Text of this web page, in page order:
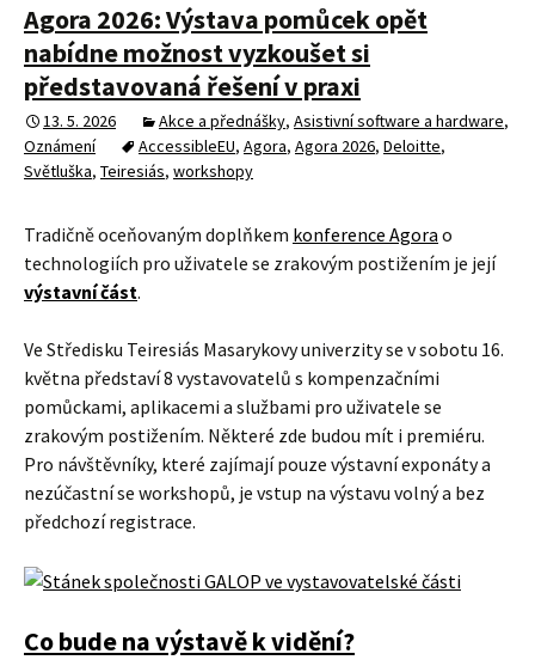
Agora 2026: Výstava pomůcek opět
nabídne možnost vyzkoušet si
představovaná řešení v praxi
13. 5. 2026 Akce a přednášky, Asistivní software a hardware,
Oznámení
AccessibleEU, Agora, Agora 2026, Deloitte,
Světluška, Teiresiás, workshopy
Tradičně oceňovaným doplňkem konference Agora o
technologiích pro uživatele se zrakovým postižením je její
výstavní část.
Ve Středisku Teiresiás Masarykovy univerzity se v sobotu 16.
května představí 8 vystavovatelů s kompenzačními
pomůckami, aplikacemi a službami pro uživatele se
zrakovým postižením. Některé zde budou mít i premiéru.
Pro návštěvníky, které zajímají pouze výstavní exponáty a
nezúčastní se workshopů, je vstup na výstavu volný a bez
předchozí registrace.
Co bude na výstavě k vidění?